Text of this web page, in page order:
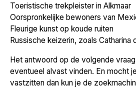
Toeristische trekpleister in Alkmaar
Oorspronkelijke bewoners van
Fleurige kunst op koude ruiten
Russische keizerin, zoals Catharina
Het antwoord op de volgende
eventueel alvast vinden. En mocht
vastzitten dan kun je de